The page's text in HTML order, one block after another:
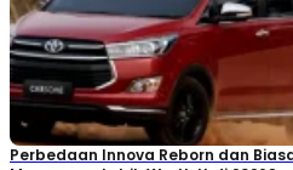
Perbedaan Innova Reborn dan